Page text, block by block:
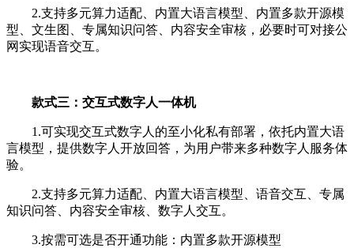
2.支持多元算力适配、内置大语言模型、内置多款开源模
型、文生图、专属知识问答、内容安全审核，必要时可对接公
网实现语音交互。
款式三：交互式数字人一体机
1.可实现交互式数字人的至小化私有部署，依托内置大语
言模型，提供数字人开放回答，为用户带来多种数字人服务体
验。
2.支持多元算力适配、内置大语言模型、语音交互、专属
知识问答、内容安全审核、数字人交互。
3.按需可选是否开通功能：内置多款开源模型